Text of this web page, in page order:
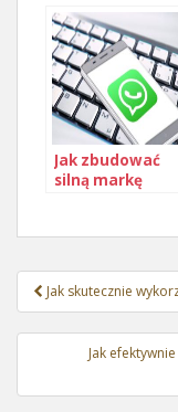
Warszawie
Jak zbudować
silną markę
Nawigacja
wpisu
Jak skutecznie
Jak